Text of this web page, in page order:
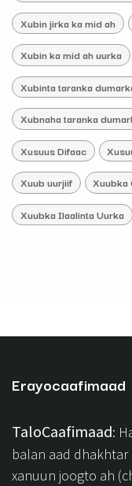
Xubin jirka ka mid ah
Xubin ka mid ah uurka
Xubinta taranka
Xubnaha taranka
Xusuus Difaac
Xuub uurjiif Xuubka
Xuubka Ilaalinta Uurka
Erayocaafimaad
TaloCaafimaad:
balan aad dhakhtar
xanuun joogto ah